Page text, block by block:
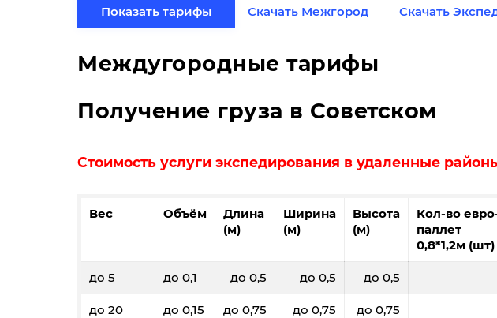
Показать тарифы Скачать Межгород Скачать
Междугородные тарифы
Получение груза в Советском
Стоимость услуги экспедирования в удаленные
Вес Объём
Длина
(м)
Ширина
(м)
Высота
(м)
Кол-во
паллет
0,8*1,2м (шт)
до 5 до 0,1 до 0,5 до 0,5 до 0,5
до 20 до 0,15 до 0,75 до 0,75 до 0,75